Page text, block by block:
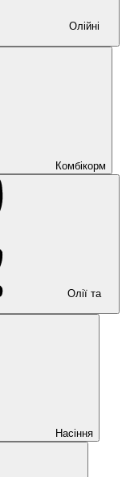
Олійні
Комбікорм
Олії та
Насіння